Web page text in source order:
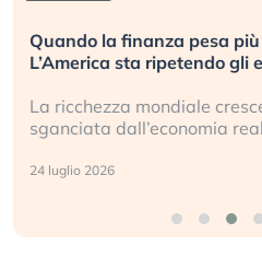
Quando la finanza pesa più
L’America sta ripetendo gli
La ricchezza mondiale
sganciata dall’economia
24 luglio 2026